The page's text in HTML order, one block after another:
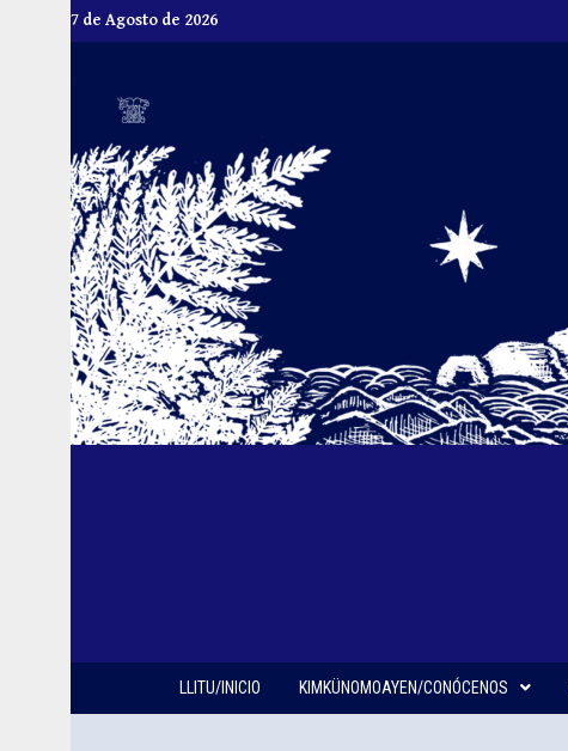
Skip
to
7 de Agosto de 2026
LLITU/INICIO KIMKÜNOMOAYEN/CONÓCENOS